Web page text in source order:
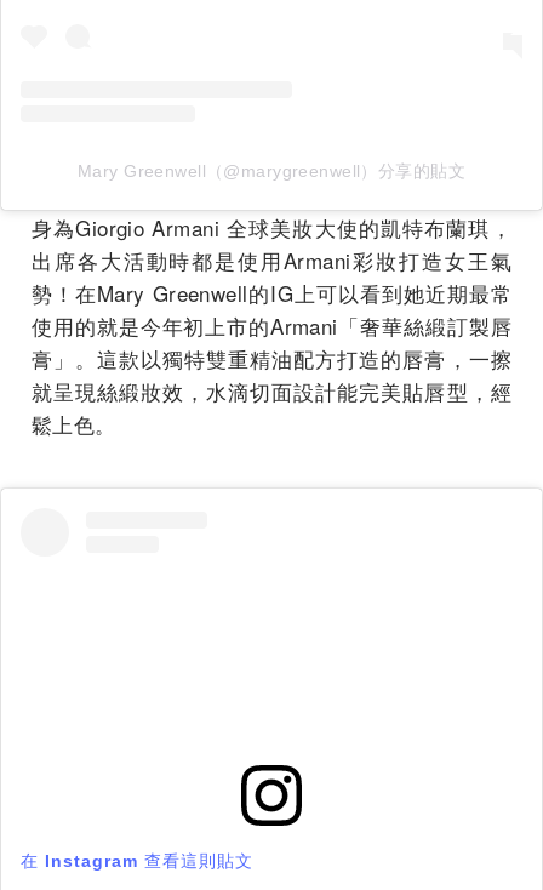
Mary Greenwell（@marygreenwell）分享的貼文
身為Giorgio Armani 全球美妝大使的凱特布蘭琪，
出席各大活動時都是使用Armani彩妝打造女王氣
勢！在Mary Greenwell的IG上可以看到她近期最常
使用的就是今年初上市的Armani「奢華絲緞訂製唇
膏」。這款以獨特雙重精油配方打造的唇膏，一擦
就呈現絲緞妝效，水滴切面設計能完美貼唇型，經
鬆上色。
在 Instagram 查看這則貼文